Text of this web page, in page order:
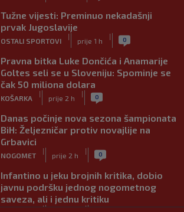
Tužne vijesti: Preminuo nekadašnji
prvak Jugoslavije
OSTALI SPORTOVI
|
prije 1 h
| 0
Pravna bitka Luke Dončića i Anamarije
Goltes seli se u Sloveniju: Spominje se
čak 50 miliona dolara
KOŠARKA
|
prije 2 h
| 0
Danas počinje nova sezona šampionata
BiH: Željezničar protiv novajlije na
Grbavici
NOGOMET
|
prije 2 h
| 0
Infantino u jeku brojnih kritika, dobio
javnu podršku jednog nogometnog
saveza, ali i jednu kritiku
| |